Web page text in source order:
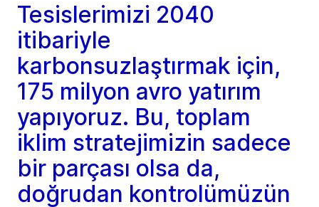
Tesislerimizi 2040
itibariyle
karbonsuzlaştırmak için,
175 milyon avro yatırım
yapıyoruz. Bu, toplam
iklim stratejimizin sadece
bir parçası olsa da,
doğrudan kontrolümüzün